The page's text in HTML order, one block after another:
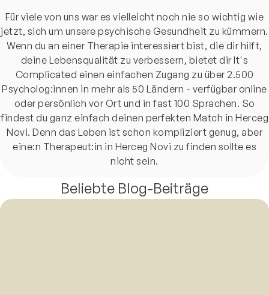
Für viele von uns war es vielleicht noch nie so wichtig wie
jetzt, sich um unsere psychische Gesundheit zu kümmern.
Wenn du an einer Therapie interessiert bist, die dir hilft,
deine Lebensqualität zu verbessern, bietet dir It's
Complicated einen einfachen Zugang zu über 2.500
Psycholog:innen in mehr als 50 Ländern - verfügbar online
oder persönlich vor Ort und in fast 100 Sprachen. So
findest du ganz einfach deinen perfekten Match in Herceg
Novi. Denn das Leben ist schon kompliziert genug, aber
eine:n Therapeut:in in Herceg Novi zu finden sollte es
nicht sein.
Beliebte Blog-Beiträge